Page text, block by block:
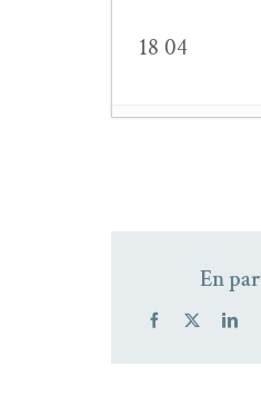
06
18 04
La
En
Facebook